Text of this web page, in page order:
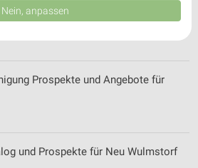
Filialen & Öffnungszeiten für
Prospekte und Angebote für
und Prospekte für Neu Wulmstorf
Union weitergegeben und in die
Zwecke:
Daten zur Auswahl von
Nein, anpassen